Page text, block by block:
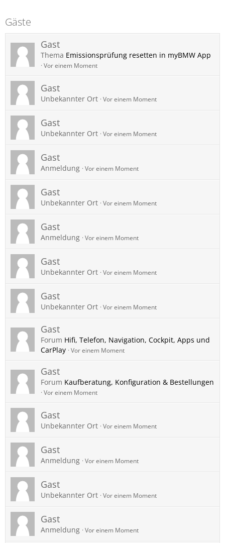
Gäste
Gast
Thema Emissionsprüfung resetten in myBMW App
Vor einem Moment
Gast
Unbekannter Ort Vor einem Moment
Gast
Unbekannter Ort Vor einem Moment
Gast
Anmeldung Vor einem Moment
Gast
Unbekannter Ort Vor einem Moment
Gast
Anmeldung Vor einem Moment
Gast
Unbekannter Ort Vor einem Moment
Gast
Unbekannter Ort Vor einem Moment
Gast
Forum Hifi, Telefon, Navigation, Cockpit, Apps und
CarPlay Vor einem Moment
Gast
Forum Kaufberatung, Konfiguration & Bestellungen
Vor einem Moment
Gast
Unbekannter Ort Vor einem Moment
Gast
Anmeldung Vor einem Moment
Gast
Unbekannter Ort Vor einem Moment
Gast
Anmeldung Vor einem Moment